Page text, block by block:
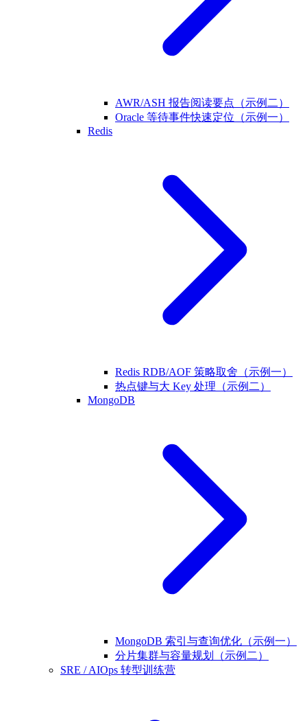
AWR/ASH 报告阅读要点（示例二）
Oracle 等待事件快速定位（示例一）
Redis
Redis RDB/AOF 策略取舍（示例一）
热点键与大 Key 处理（示例二）
MongoDB
MongoDB 索引与查询优化（示例一）
分片集群与容量规划（示例二）
SRE / AIOps 转型训练营